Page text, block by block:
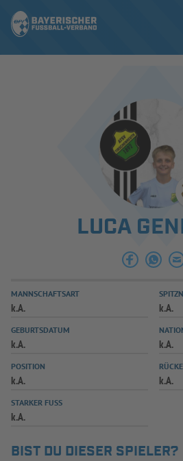
ERGEBNISSE & WETTBEWERBE
SPIELBETRIEB &
AUSBILDUNG & FÖRDERUNG
LUCA
MANNSCHAFTSART
k.A. k.A.
GEBURTSDATUM
k.A. k.A.
POSITION
k.A. k.A.
STARKER FUSS
k.A.
BIST DU DIESER SPIELER?